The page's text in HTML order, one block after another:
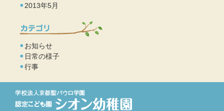
2013年5月
お知らせ
日常の様子
行事